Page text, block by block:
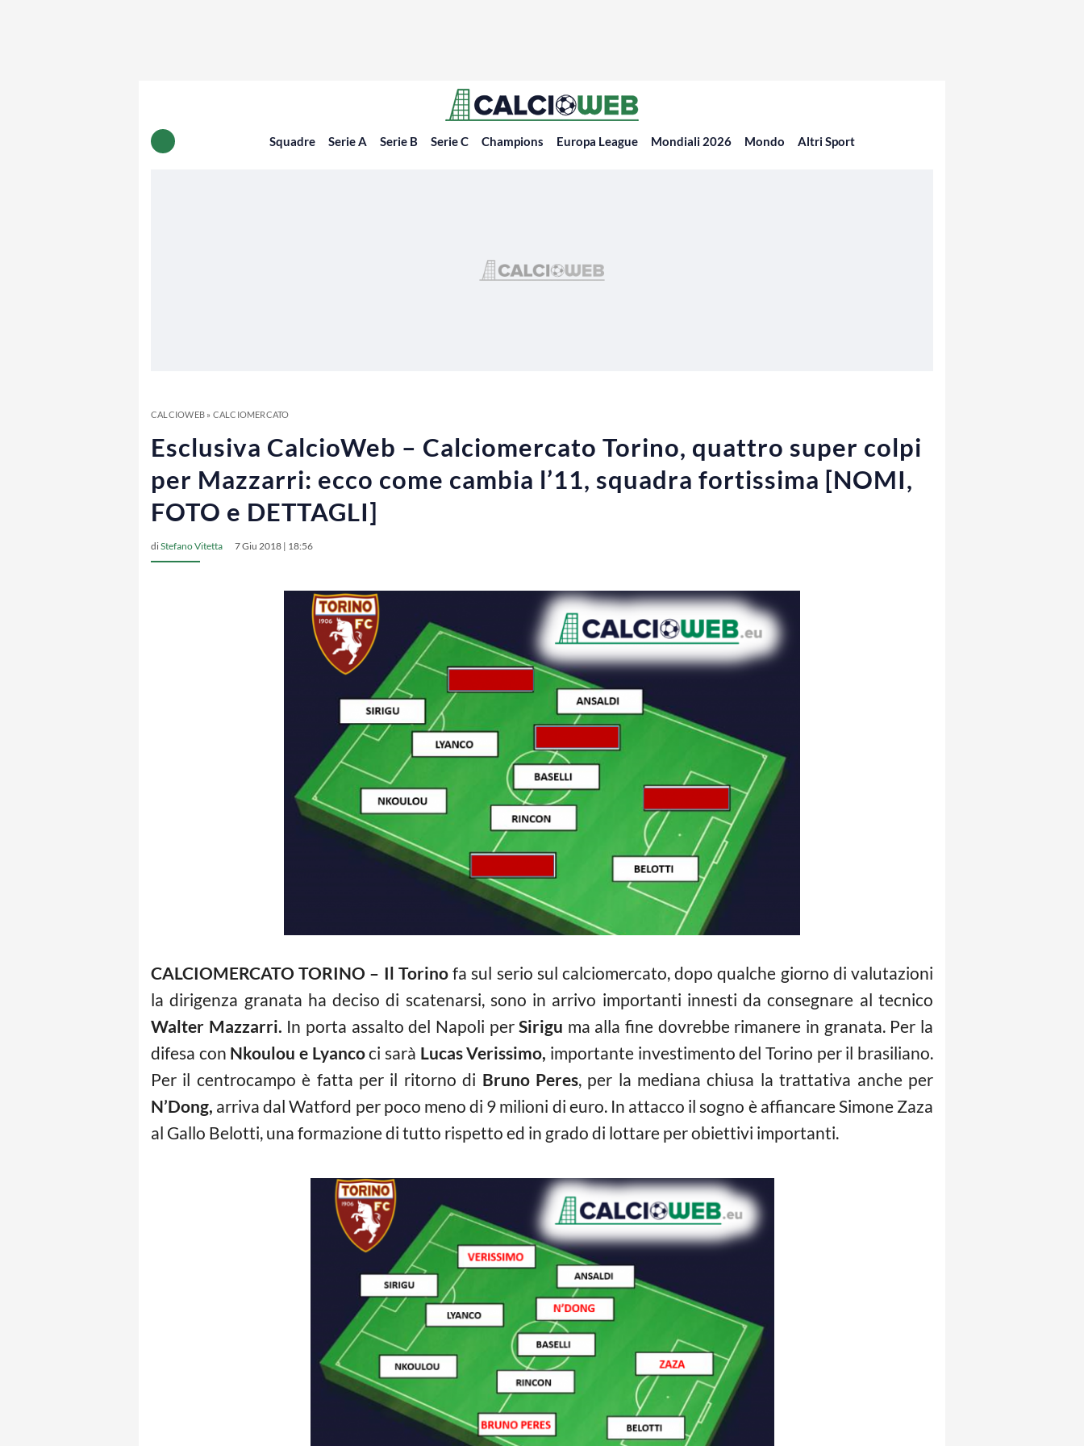
Squadre Serie A Serie B Serie C Champions Europa League Mondiali 2026 Mondo Altri Sport
CALCIOWEB» CALCIOMERCATO
Esclusiva CalcioWeb – Calciomercato Torino, quattro super colpi
per Mazzarri: ecco come cambia l’11, squadra fortissima [NOMI,
FOTO e DETTAGLI]
diStefano Vitetta 7 Giu 2018 | 18:56
CALCIOMERCATO TORINO – Il Torinofa sul serio sul calciomercato, dopo qualche giorno di valutazioni
la dirigenza granata ha deciso di scatenarsi, sono in arrivo importanti innesti da consegnare al tecnico
Walter Mazzarri. In porta assalto del Napoli perSirigu ma alla fine dovrebbe rimanere in granata. Per la
difesa con Nkoulou e Lyancoci sarà Lucas Verissimo, importante investimento del Torino per il brasiliano.
Per il centrocampo è fatta per il ritorno di Bruno Peres, per la mediana chiusa la trattativa anche per
N’Dong, arriva dal Watford per poco meno di 9 milioni di euro. In attacco il sogno è affiancare Simone Zaza
al Gallo Belotti, una formazione di tutto rispetto ed in grado di lottare per obiettivi importanti.